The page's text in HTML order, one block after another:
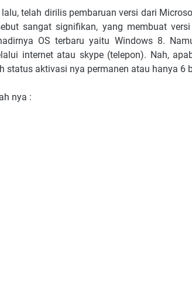
telah dirilis pembaruan versi dari
sangat signifikan, yang membuat
OS terbaru yaitu Windows 8.
internet atau skype (telepon). Nah,
status aktivasi nya permanen atau hanya 6
nya :